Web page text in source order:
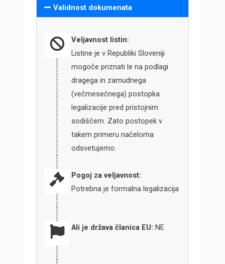
Validnost dokumenata
Veljavnost listin:
Listine je v Republiki Sloveniji
mogoče priznati le na podlagi
dragega in zamudnega
(večmesečnega) postopka
legalizacije pred pristojnim
sodiščem. Zato postopek v
takem primeru načeloma
odsvetujemo.
Pogoj za veljavnost:
Potrebna je formalna legalizacija
Ali je država članica EU:NE